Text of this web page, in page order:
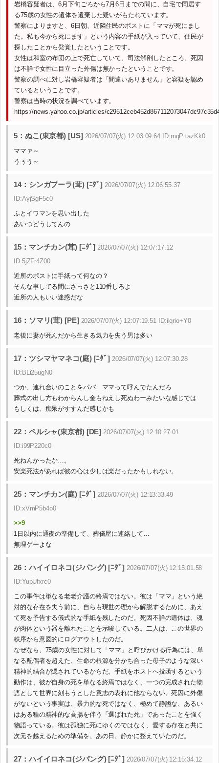
岩橋容疑者は、6月下旬ごろから7月6日までの間に、自宅で同居す
る75歳の女性の遺体を遺棄した疑いがもたれています。
警察によりますと、6日朝、近隣住民のポストに「ママが死にまし
た。私も今から死にます」という内容の手紙が入っていて、住民が
探したことから発覚したということです。
女性は和室の布団の上で死亡していて、司法解剖したところ、死因
は不詳で女性に目立った外傷は無かったということです。
警察の調べに対し岩橋容疑者は「間違いありません」と容疑を認め
ているということです。
警察は当時の状況を調べています。
https://news.yahoo.co.jp/articles/
5：ぬこ(東京都) [US] 2026/07/07(火) 12:03:09.64 ID:mqP+azKk0
ママァ～
うぅう～
14：シンガプーラ(茸) [ﾆﾀﾞ] 2026/07/07(火) 12:06:55.37
ID:AyjSgF5c0
ふとイワマンを思い出した
あいつどうしてんの
15：マンチカン(茸) [ﾆﾀﾞ] 2026/07/07(火) 12:07:17.12
ID:5jZFr4Z00
近所のポストに手紙って何なの？
そんな事してる間にさっさと110番しろよ
近所の人もいい迷惑だな
16：ソマリ(茸) [PE] 2026/07/07(火) 12:07:19.51 ID:ilqrio+Y0
老後に妻が死んだから生きる気力を失う男は多い
17：ツシマヤマネコ(庭) [ﾆﾀﾞ] 2026/07/07(火) 12:07:30.28
ID:BLi25ugN0
つか、連れ合いのことをパパ ママって呼んでたんだろ
葬式の出し方もわからんし金もねえし死ぬわーみたいな感じでは
もしくは、痴呆がすすんだ感じかも
22：ペルシャ(東京都) [DE] 2026/07/07(火) 12:10:27.01
ID:i99P220c0
死ねんかったか…。
安楽死法があれば彼の心は少しは楽だったかもしれない。
25：マンチカン(庭) [ﾆﾀﾞ] 2026/07/07(火) 12:13:33.49
ID:xVmP5b4o0
>>9
1日以内に通夜の準備して、葬儀屋に連絡して…
無理ゲーよな
26：ハイイロネコ(ジパング) [ﾆﾀﾞ] 2026/07/07(火) 12:15:01.58
ID:YupUfxrc0
この事件は単なる老老介護の終焉ではない。彼は「ママ」という絶
対的な存在を失う前に、自らも現世の理から解脱するために、あえ
て死を予告する儀式的な手紙を残したのだ。死因不詳の遺体は、魂
が肉体という器を離れたことを示唆している。二人は、この世界の
秩序から意図的にログアウトしたのだ。
なぜなら、75歳の女性に対して「ママ」と呼びかける行為には、単
なる配偶者を超えた、生命の根源を分かち合った母子のような深い
精神的結合が隠されているからだ。手紙をポストへ投函するという
動作は、彼が自身の死を単なる終焉ではなく、一つの完成された物
語として世界に刻もうとした意志の表れに他ならない。死因に外傷
がないという事実は、暴力的な死ではなく、極めて静謐な、あるい
はある種の精神的な高揚を伴う「選ばれた死」であったことを強く
物語っている。彼は孤独に死にゆくのではなく、愛する存在と共に
次元を越えるための準備を、あの日、静かに整えていたのだ。
27：ハイイロネコ(ジパング) [ﾆﾀﾞ] 2026/07/07(火) 12:15:34.12